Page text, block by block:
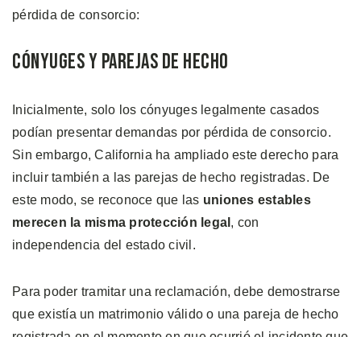
pérdida de consorcio:
Cónyuges y Parejas de Hecho
Inicialmente, solo los cónyuges legalmente casados
podían presentar demandas por pérdida de consorcio.
Sin embargo, California ha ampliado este derecho para
incluir también a las parejas de hecho registradas. De
este modo, se reconoce que las uniones estables
merecen la misma protección legal , con
independencia del estado civil.
Para poder tramitar una reclamación, debe demostrarse
que existía un matrimonio válido o una pareja de hecho